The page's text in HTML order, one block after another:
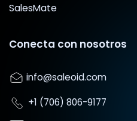
SalesMate
Conecta con nosotros
info@saleoid.com
+1 (706) 806-9177